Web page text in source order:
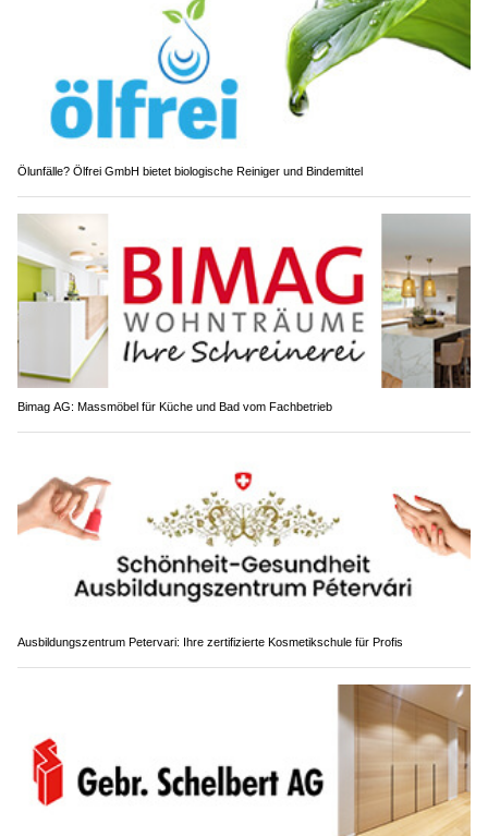
Ölunfälle? Ölfrei GmbH bietet biologische Reiniger und Bindemittel
Bimag AG: Massmöbel für Küche und Bad vom Fachbetrieb
Ausbildungszentrum Petervari: Ihre zertifizierte Kosmetikschule für Profis